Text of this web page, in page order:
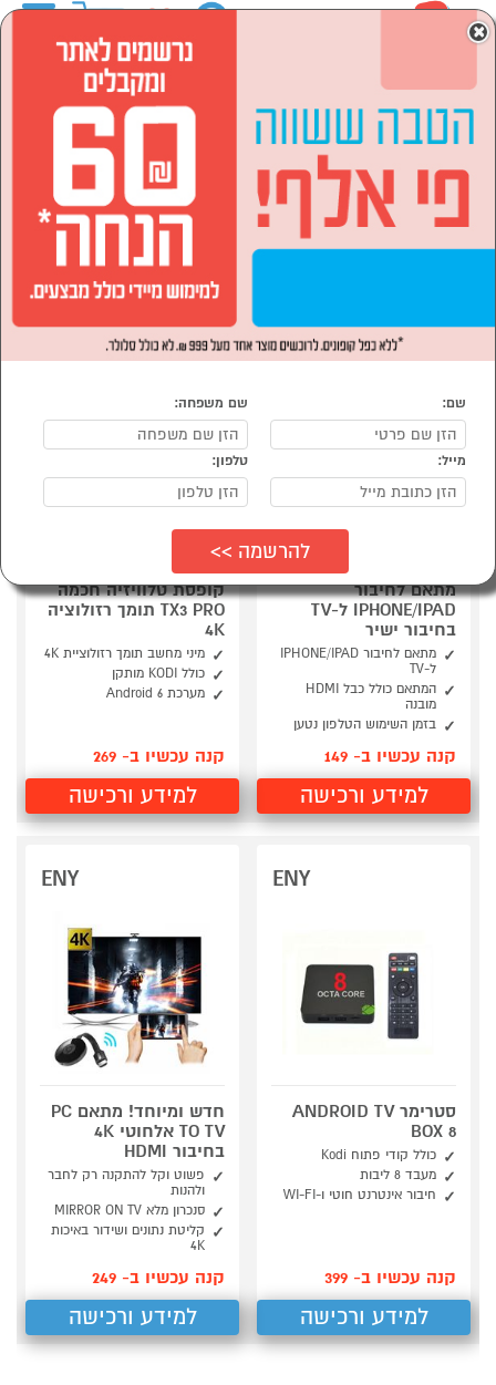
הסתר רשימת קטגוריות
מוצרי חשמל (22) מחשבים וציוד היקפי (1)
ENY
נמצאו 23 מוצרי ENY
ENY
מתאם לחיבור
IPHONE/IPAD ל-TV
בחיבור ישיר
מתאם לחיבור IPHONE/IPAD
ל-TV
המתאם כולל כבל HDMI
מובנה
בזמן השימוש הטלפון נטען
קנה עכשיו ב- 149
למידע ורכישה
ENY
קופסת טלוויזיה חכמה
TX3 PRO תומך רזולוציה
4K
מיני מחשב תומך רזולוציית 4K
כולל KODI מותקן
מערכת Android 6
קנה עכשיו ב- 269
למידע ורכישה
ENY
סטרימר ANDROID TV
BOX 8
כולל קודי פתוח Kodi
מעבד 8 ליבות
חיבור אינטרנט חוטי ו-WI-FI
קנה עכשיו ב- 399
למידע ורכישה
ENY
חדש ומיוחד! מתאם PC
TO TV אלחוטי 4K
בחיבור HDMI
פשוט וקל להתקנה רק לחבר
ולהנות
סנכרון מלא MIRROR ON TV
קליטת נתונים ושידור באיכות
4K
קנה עכשיו ב- 249
למידע ורכישה
×
שם: שם משפחה:
מייל: טלפון: